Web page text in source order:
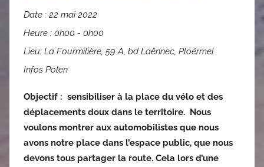
Date :22 mai 2022
Heure : 0h00 - 0h00
Lieu: La Fourmilière, 59 A, bd Laënnec, Ploërmel
Infos Polen
Objectif : sensibiliser à la place du vélo et des
déplacements doux dans le territoire. Nous
voulons montrer aux automobilistes que nous
avons notre place dans l’espace public, que nous
devons tous partager la route. Cela lors d’une